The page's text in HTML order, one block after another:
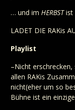
… und imHERBSTist
LADET DIE RAKis
Playlist
–Nicht
allen RAKis
nicht(eher um so
Bühne ist ein